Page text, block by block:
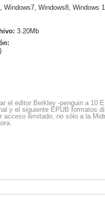
Windows7, Windows8, Windows
3.20Mb
el editor Berkley -penguin a 10
y el siguiente EPUB formatos
ilimitado, no sólo a la